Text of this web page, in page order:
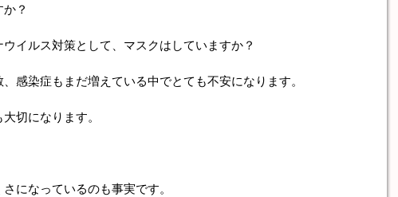
？
イルス対策として、マスクはしていますか？
感染症もまだ増えている中でとても不安になります。
切になります。
になっているのも事実です。